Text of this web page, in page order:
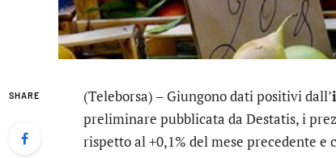
SHARE (Teleborsa) – Giungono dati positivi dall’
preliminare pubblicata da Destatis, i
rispetto al +0,1% del mese precedente e